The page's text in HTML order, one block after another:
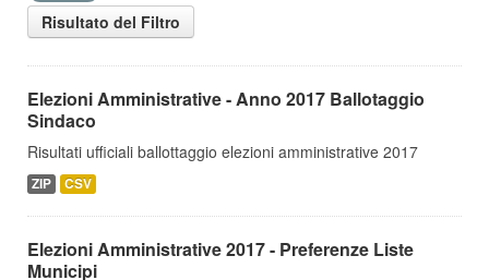
Risultato del Filtro
Elezioni Amministrative - Anno 2017 Ballotaggio
Sindaco
Risultati ufficiali ballottaggio elezioni amministrative 2017
ZIP CSV
Elezioni Amministrative 2017 - Preferenze Liste
Municipi